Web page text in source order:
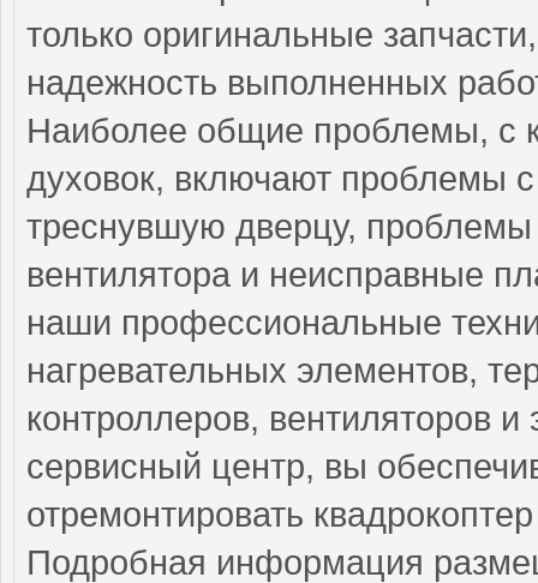
только оригинальные
надежность выполненных
Наиболее общие проблемы, с
духовок, включают проблемы
треснувшую дверцу,
вентилятора и неисправные
наши профессиональные
нагревательных элементов,
контроллеров, вентиляторов
сервисный центр, вы
отремонтировать
Подробная информация